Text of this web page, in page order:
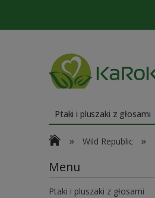
Ptaki i pluszaki z głosami
» Wild Republic »
Menu
Ptaki i pluszaki z głosami